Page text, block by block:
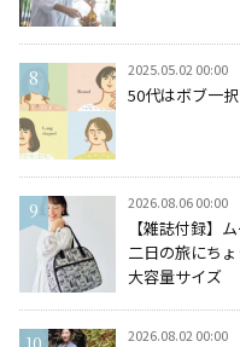
2025.05.02 00:00
50代はボブ一
2026.08.06 00:00
【雑誌付録】
二日の旅にち
大容量サイズ
2026.08.02 00:00